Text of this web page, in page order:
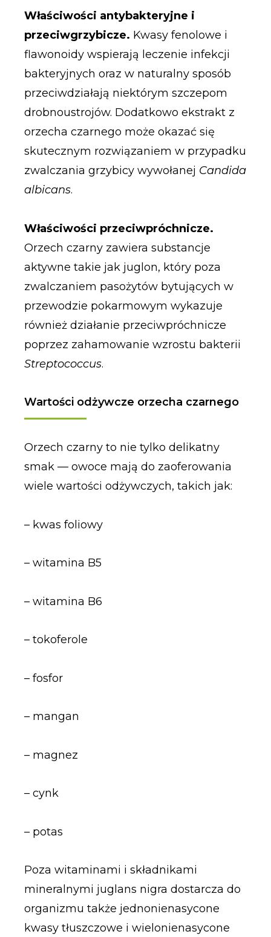
Właściwości antybakteryjne i
przeciwgrzybicze. Kwasy fenolowe i
flawonoidy wspierają leczenie infekcji
bakteryjnych oraz w naturalny sposób
przeciwdziałają niektórym szczepom
drobnoustrojów. Dodatkowo ekstrakt z
orzecha czarnego może okazać się
skutecznym rozwiązaniem w przypadku
zwalczania grzybicy wywołanej Candida
albicans.
Właściwości przeciwpróchnicze.
Orzech czarny zawiera substancje
aktywne takie jak juglon, który poza
zwalczaniem pasożytów bytujących w
przewodzie pokarmowym wykazuje
również działanie przeciwpróchnicze
poprzez zahamowanie wzrostu bakterii
Streptococcus.
Wartości odżywcze orzecha czarnego
Orzech czarny to nie tylko delikatny
smak — owoce mają do zaoferowania
wiele wartości odżywczych, takich jak:
– kwas foliowy
– witamina B5
– witamina B6
– tokoferole
– fosfor
– mangan
– magnez
– cynk
– potas
Poza witaminami i składnikami
mineralnymi juglans nigra dostarcza do
organizmu także jednonienasycone
kwasy tłuszczowe i wielonienasycone